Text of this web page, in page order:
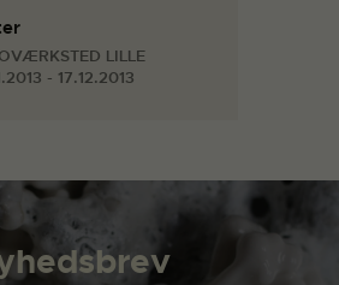
LILLE
- 17.12.2013